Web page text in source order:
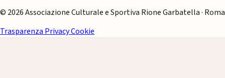
© 2026 Associazione Culturale e Sportiva Rione Garbatella · Roma
Trasparenza PrivacyCookie